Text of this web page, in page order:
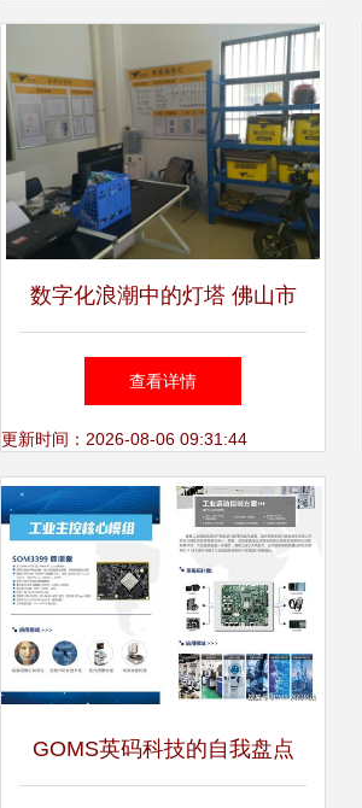
数字化浪潮中的灯塔 佛山市
三度信息技术咨询的价值解析
查看详情
更新时间：2026-08-06 09:31:44
GOMS英码科技的自我盘点